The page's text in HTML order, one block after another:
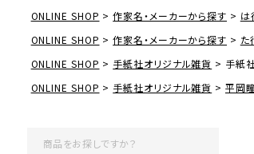
ONLINE SHOP
作家名・メーカーから探す は
ONLINE SHOP
作家名・メーカーから探す た
ONLINE SHOP
手紙社オリジナル雑貨
手紙
ONLINE SHOP
手紙社オリジナル雑貨 平岡瞳